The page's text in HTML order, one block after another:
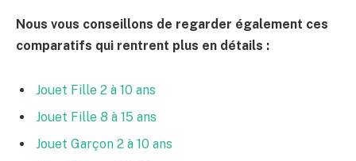
Nous vous conseillons de regarder également ces
comparatifs qui rentrent plus en détails :
Jouet Fille 2 à 10 ans
Jouet Fille 8 à 15 ans
Jouet Garçon 2 à 10 ans